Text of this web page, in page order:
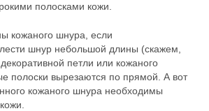
полосками кожи.
кожаного шнура, если
шнур небольшой длины (скажем,
петли или кожаного
полоски вырезаются по прямой. А вот
кожаного шнура необходимы